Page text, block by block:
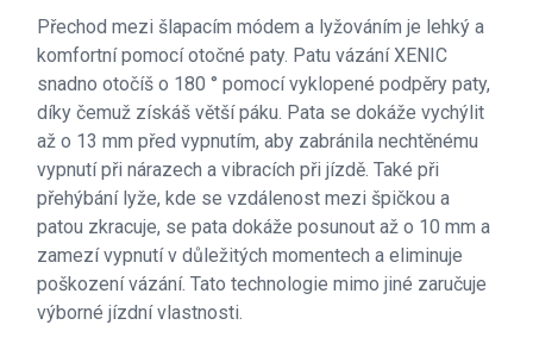
Přechod mezi šlapacím módem a lyžováním je lehký a
komfortní pomocí otočné paty. Patu vázání XENIC
snadno otočíš o 180 ° pomocí vyklopené podpěry paty,
díky čemuž získáš větší páku. Pata se dokáže vychýlit
až o 13 mm před vypnutím, aby zabránila nechtěnému
vypnutí při nárazech a vibracích při jízdě. Také při
přehýbání lyže, kde se vzdálenost mezi špičkou a
patou zkracuje, se pata dokáže posunout až o 10 mm a
zamezí vypnutí v důležitých momentech a eliminuje
poškození vázání. Tato technologie mimo jiné zaručuje
výborné jízdní vlastnosti.